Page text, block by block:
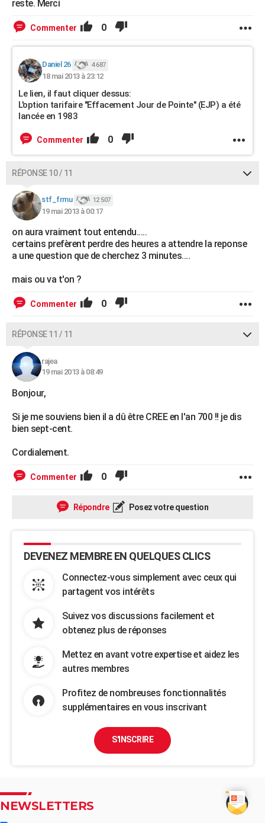
reste. Merci
Commenter 0
Daniel 26 4 687
18 mai 2013 à 23:12
Le lien, il faut cliquer dessus:
L'option tarifaire "Effacement Jour de Pointe" (EJP) a été
lancée en 1983
Commenter 0
RÉPONSE 10 / 11
stf_frmu 12 507
19 mai 2013 à 00:17
on aura vraiment tout entendu.....
certains prefèrent perdre des heures a attendre la reponse
a une question que de cherchez 3 minutes....
mais ou va t'on ?
Commenter 0
RÉPONSE 11 / 11
rajea
19 mai 2013 à 08:49
Bonjour,
Si je me souviens bien il a dû être CREE en l'an 700 !! je dis
bien sept-cent.
Cordialement.
Commenter 0
Répondre Posez votre question
DEVENEZ MEMBRE EN QUELQUES CLICS
Connectez-vous simplement avec ceux qui
partagent vos intérêts
Suivez vos discussions facilement et
obtenez plus de réponses
Mettez en avant votre expertise et aidez les
autres membres
Profitez de nombreuses fonctionnalités
supplémentaires en vous inscrivant
S'INSCRIRE
NEWSLETTERS